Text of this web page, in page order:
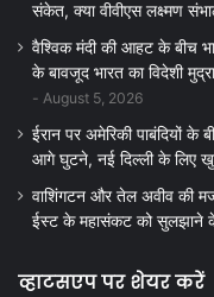
संकेत, क्या वीवीएस लक्ष्मण
वैश्विक मंदी की आहट के बीच
के बावजूद भारत का विदेशी
August 5, 2026
ईरान पर अमेरिकी पाबंदियों के
आगे घुटने, नई दिल्ली के लिए
वाशिंगटन और तेल अवीव की
ईस्ट के महासंकट को सुलझाने के
व्हाटसएप पर शेयर करें